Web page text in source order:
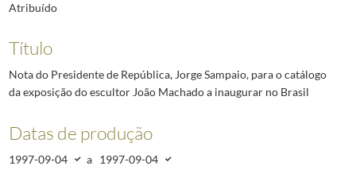
Atribuído
Título
Nota do Presidente de República, Jorge Sampaio, para o catálogo
da exposição do escultor João Machado a inaugurar no Brasil
Datas de produção
1997-09-04 a 1997-09-04